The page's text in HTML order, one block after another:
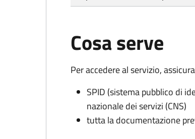
Cosa serve
Per accedere al servizio,
SPID (sistema pubblico di
nazionale dei servizi (CNS)
tutta la documentazione